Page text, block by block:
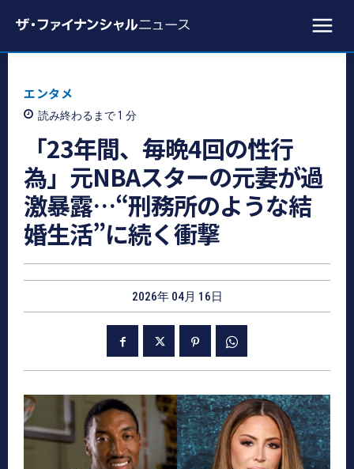
エンタメ
読み終わるまで 1 分
「23年間、毎晩4回の性行
為」元NBAスターの元妻が過
激暴露…“刑務所のような結
婚生活”に続く衝撃
2026年 04月 16日